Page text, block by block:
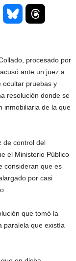
procesado por
ante un juez a
ocultar pruebas y
resolución donde se
inmobiliaria de la que
de control del
el Ministerio Público
consideran que es
por casi
que tomó la
paralela que existía